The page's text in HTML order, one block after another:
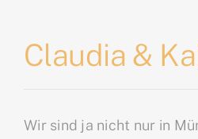
Claudia &
Wir sind ja nicht nur in